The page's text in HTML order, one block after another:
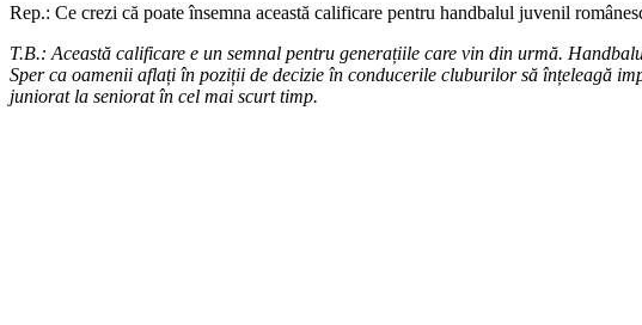
Rep.: Ce crezi că poate însemna această calificare pentru handbalul juvenil
T.B.: Această calificare e un semnal pentru generațiile care vin din urmă.
Sper ca oamenii aflați în poziții de decizie în conducerile cluburilor să înțeleagă
juniorat la seniorat în cel mai scurt timp.